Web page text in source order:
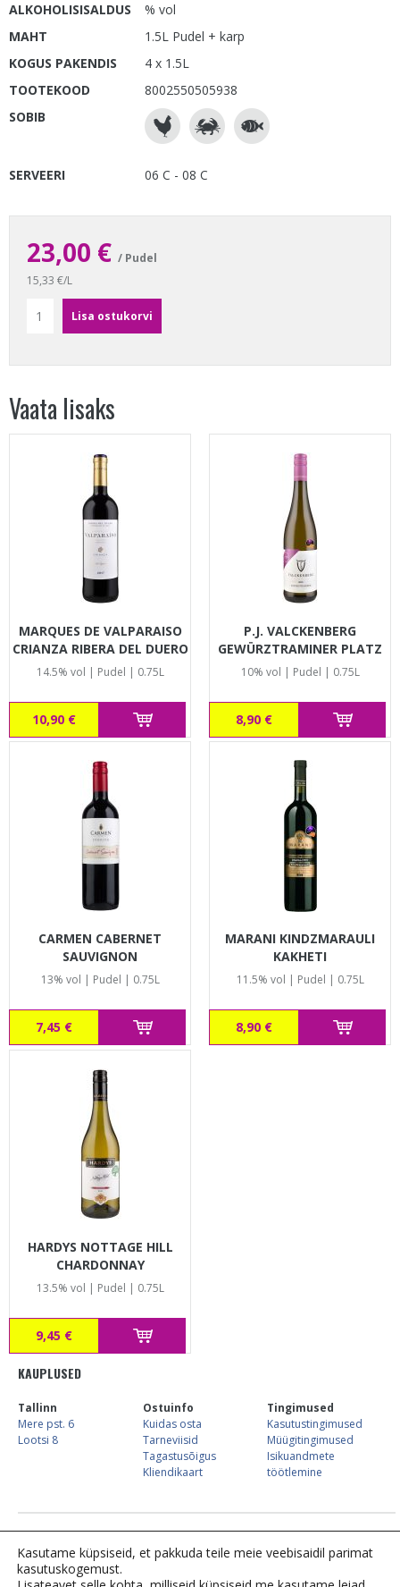
ALKOHOLISISALDUS
% vol
MAHT
1.5L Pudel + karp
KOGUS PAKENDIS
4 x 1.5L
TOOTEKOOD
8002550505938
SOBIB
SERVEERI 06 C - 08 C
23,00 € / Pudel
15,33 €/L
Vaata lisaks
MARQUES DE VALPARAISO
CRIANZA RIBERA DEL DUERO
14.5% vol | Pudel | 0.75L
10,90 €
P.J. VALCKENBERG
GEWÜRZTRAMINER PLATZ
10% vol | Pudel | 0.75L
8,90 €
CARMEN CABERNET
SAUVIGNON
13% vol | Pudel | 0.75L
7,45 €
MARANI KINDZMARAULI
KAKHETI
11.5% vol | Pudel | 0.75L
8,90 €
HARDYS NOTTAGE HILL
CHARDONNAY
13.5% vol | Pudel | 0.75L
9,45 €
KAUPLUSED
Tallinn
Mere pst. 6
Lootsi 8
Ostuinfo
Kuidas osta
Tarneviisid
Tagastusõigus
Kliendikaart
Tingimused
Kasutustingimused
Müügitingimused
Isikuandmete
töötlemine
E-kaupluse info: Tel. 683 7744,kliendiinfo@alkostore.ee, E-R 09:00-16:00
Kasutame küpsiseid, et pakkuda teile meie veebisaidil parimat
kasutuskogemust.